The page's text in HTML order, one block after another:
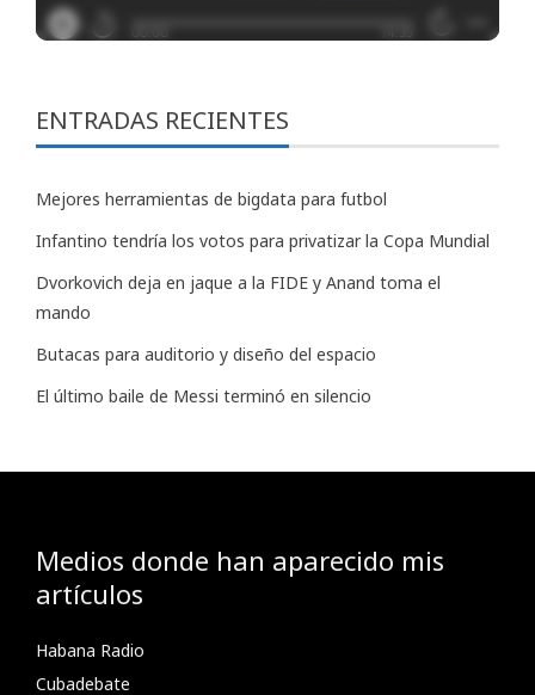
ENTRADAS RECIENTES
Mejores herramientas de bigdata para futbol
Infantino tendría los votos para privatizar la Copa Mundial
Dvorkovich deja en jaque a la FIDE y Anand toma el
mando
Butacas para auditorio y diseño del espacio
El último baile de Messi terminó en silencio
Medios donde han aparecido mis
artículos
Habana Radio
Cubadebate